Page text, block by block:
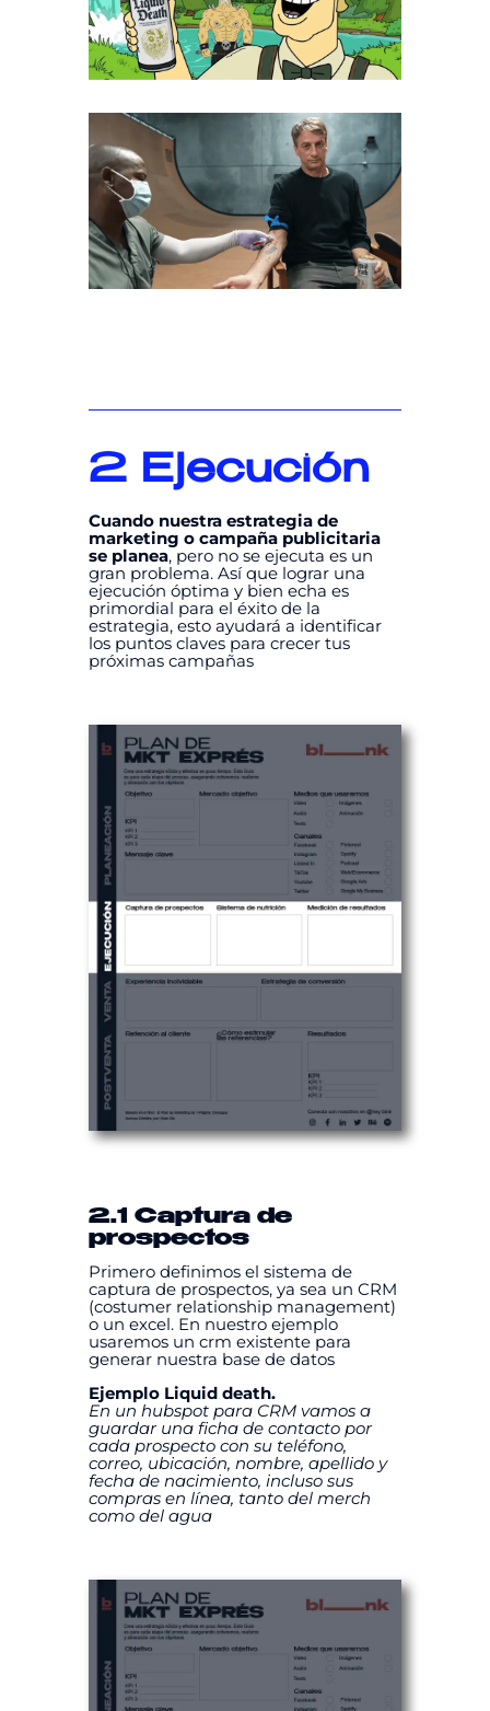
2 Ejecución
Cuando nuestra estrategia de
marketing o campaña publicitaria
se planea, pero no se ejecuta es un
gran problema. Así que lograr una
ejecución óptima y bien echa es
primordial para el éxito de la
estrategia, esto ayudará a identificar
los puntos claves para crecer tus
próximas campañas
2.1 Captura de
prospectos
Primero definimos el sistema de
captura de prospectos, ya sea un CRM
(costumer relationship management)
o un excel. En nuestro ejemplo
usaremos un crm existente para
generar nuestra base de datos
Ejemplo Liquid death.
En un hubspot para CRM vamos a
guardar una ficha de contacto por
cada prospecto con su teléfono,
correo, ubicación, nombre, apellido y
fecha de nacimiento, incluso sus
compras en línea, tanto del merch
como del agua